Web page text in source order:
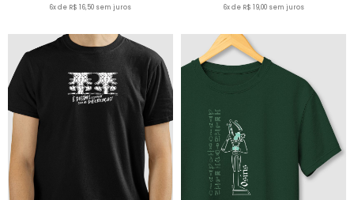
6x de R$ 16,50 sem juros 6x de R$ 19,00 sem juros